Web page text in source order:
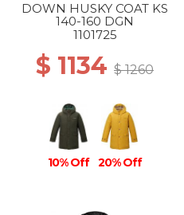
DOWN HUSKY COAT KS
140-160 DGN
1101725
$ 1134 $ 1260
10% Off 20% Off